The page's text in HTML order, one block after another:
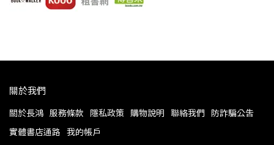
關於我們
關於長鴻 服務條款 隱私政策 購物說明 聯絡我們 防詐騙公告
實體書店通路 我的帳戶